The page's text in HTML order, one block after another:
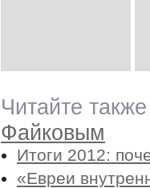
Читайте
Файковым
Итоги 2012:
«Евреи